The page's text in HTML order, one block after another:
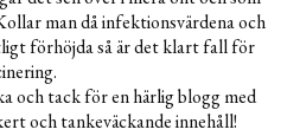
man då infektionsvärdena och
förhöjda så är det klart fall för
och tack för en härlig blogg med
och tankeväckande innehåll!